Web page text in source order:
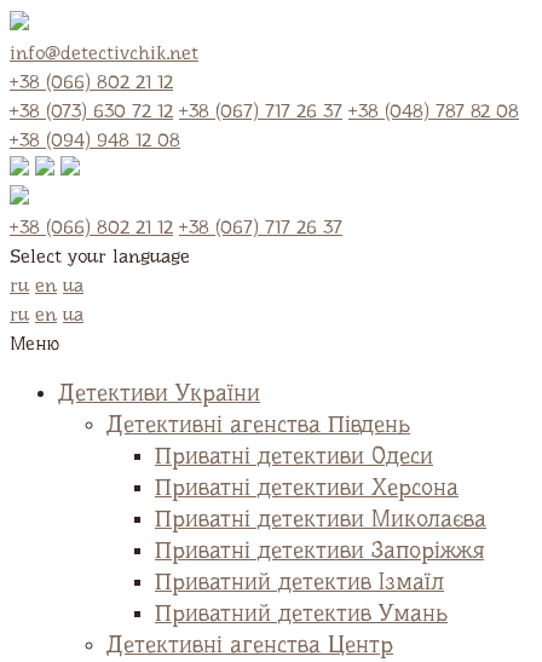
info@detectivchik.net
+38 (066) 802 21 12
+38 (073) 630 72 12 +38 (067) 717 26 37 +38 (048) 787 82 08
+38 (094) 948 12 08
+38 (066) 802 21 12 +38 (067) 717 26 37
Select your language
ru en ua
ru en ua
Меню
Детективи України
Детективні агенства Південь
Приватні детективи Одеси
Приватні детективи Херсона
Приватні детективи Миколаєва
Приватні детективи Запоріжжя
Приватний детектив Ізмаїл
Приватний детектив Умань
Детективні агенства Центр